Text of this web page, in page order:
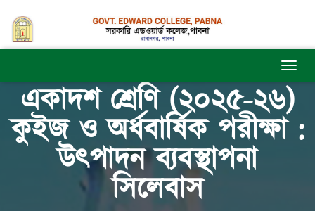
একাদশ শ্রেণি (২০২৫-২৬)
কুইজ ও অর্ধবার্ষিক পরীক্ষা :
উৎপাদন ব্যবস্থাপনা
সিলেবাস